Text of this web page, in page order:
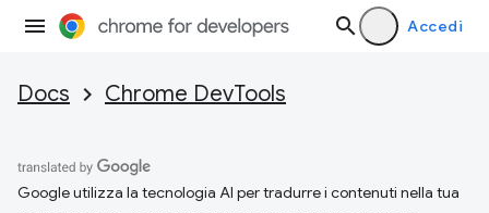
Accedi
Docs Chrome DevTools
Google utilizza la tecnologia AI per tradurre i contenuti nella tua